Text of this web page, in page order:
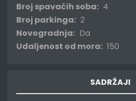
Broj spavaćih soba: 4
Broj parkinga: 2
Novogradnja: Da
Udaljenost od mora: 150
SADRŽAJI